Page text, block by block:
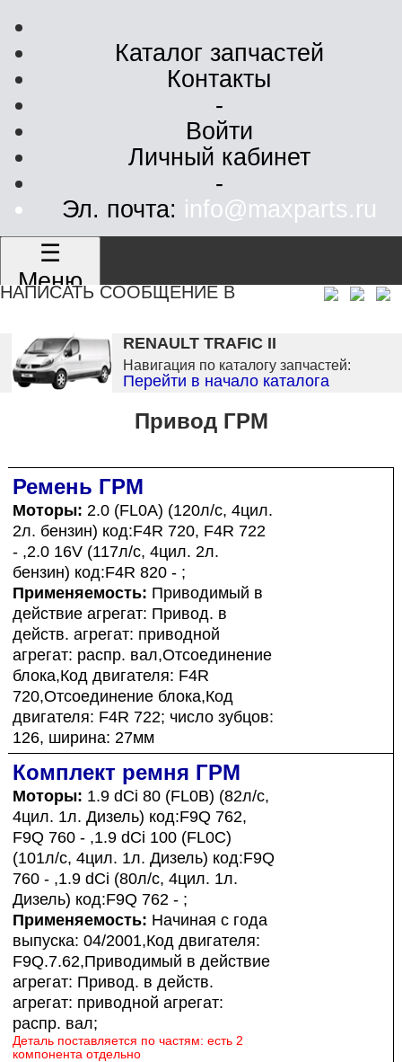
Каталог запчастей
Контакты
-
Войти
Личный кабинет
-
Эл. почта: info@maxparts.ru
☰
Меню
НАПИСАТЬ СООБЩЕНИЕ В
RENAULT TRAFIC II
Навигация по каталогу запчастей:
Перейти в начало каталога
Привод ГРМ
Ремень ГРМ
Моторы: 2.0 (FL0A) (120л/с, 4цил.
2л. бензин) код:F4R 720, F4R 722
- ,2.0 16V (117л/с, 4цил. 2л.
бензин) код:F4R 820 - ;
Применяемость: Приводимый в
действие агрегат: Привод. в
действ. агрегат: приводной
агрегат: распр. вал,Отсоединение
блока,Код двигателя: F4R
720,Отсоединение блока,Код
двигателя: F4R 722; число зубцов:
126, ширина: 27мм
Комплект ремня ГРМ
Моторы: 1.9 dCi 80 (FL0B) (82л/с,
4цил. 1л. Дизель) код:F9Q 762,
F9Q 760 - ,1.9 dCi 100 (FL0C)
(101л/с, 4цил. 1л. Дизель) код:F9Q
760 - ,1.9 dCi (80л/с, 4цил. 1л.
Дизель) код:F9Q 762 - ;
Применяемость: Начиная с года
выпуска: 04/2001,Код двигателя:
F9Q.7.62,Приводимый в действие
агрегат: Привод. в действ.
агрегат: приводной агрегат:
распр. вал;
Деталь поставляется по частям: есть 2
компонента отдельно